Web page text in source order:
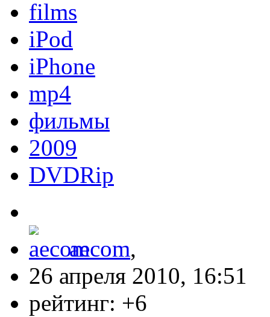
films
iPod
iPhone
mp4
фильмы
2009
DVDRip
aecom,
26 апреля 2010, 16:51
рейтинг: +6